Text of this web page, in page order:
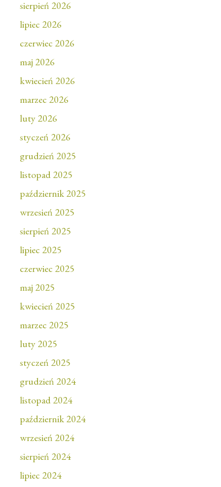
sierpień 2026
lipiec 2026
czerwiec 2026
maj 2026
kwiecień 2026
marzec 2026
luty 2026
styczeń 2026
grudzień 2025
listopad 2025
październik 2025
wrzesień 2025
sierpień 2025
lipiec 2025
czerwiec 2025
maj 2025
kwiecień 2025
marzec 2025
luty 2025
styczeń 2025
grudzień 2024
listopad 2024
październik 2024
wrzesień 2024
sierpień 2024
lipiec 2024